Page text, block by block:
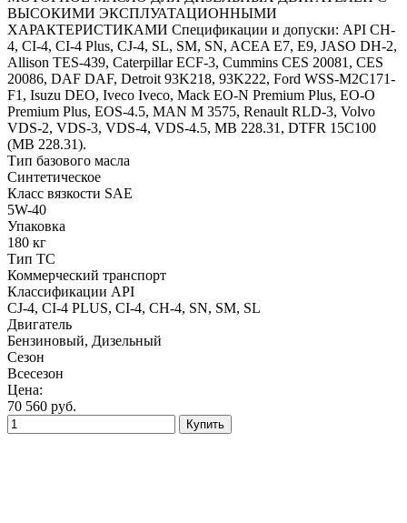
ВЫСОКИМИ ЭКСПЛУАТАЦИОННЫМИ
ХАРАКТЕРИСТИКАМИ Спецификации и допуски: API CH-
4, CI-4, CI-4 Plus, CJ-4, SL, SM, SN, ACEA E7, E9, JASO DH-2,
Allison TES-439, Caterpillar ECF-3, Cummins CES 20081, CES
20086, DAF DAF, Detroit 93K218, 93K222, Ford WSS-M2C171-
F1, Isuzu DEO, Iveco Iveco, Mack EO-N Premium Plus, EO-O
Premium Plus, EOS-4.5, MAN M 3575, Renault RLD-3, Volvo
VDS-2, VDS-3, VDS-4, VDS-4.5, MB 228.31, DTFR 15C100
(MB 228.31).
Тип базового масла
Синтетическое
Класс вязкости SAE
5W-40
Упаковка
180 кг
Тип ТС
Коммерческий транспорт
Классификации API
CJ-4, CI-4 PLUS, CI-4, СН-4, SN, SM, SL
Двигатель
Бензиновый, Дизельный
Сезон
Всесезон
Цена:
70 560 руб.
Купить